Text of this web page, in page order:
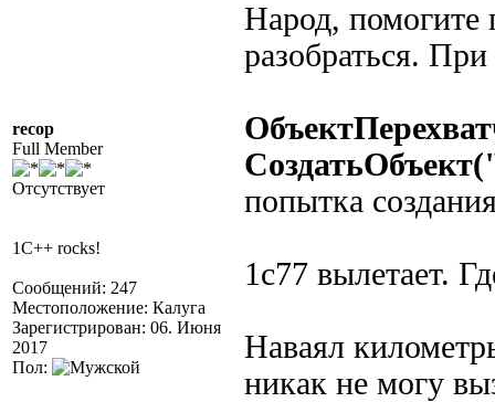
recop
Full Member
Отсутствует
1C++ rocks!
Сообщений: 247
Местоположение: Калуга
Зарегистрирован: 06. Июня
2017
Пол:
Народ, помогите
разобраться.
попытка
1с77 вылетает.
Наваял
никак не могу